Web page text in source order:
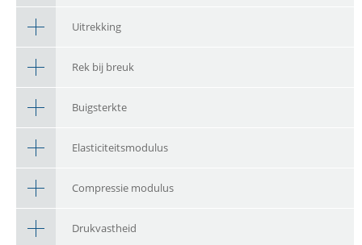
Uitrekking
Rek bij breuk
Buigsterkte
Elasticiteitsmodulus
Compressie modulus
Drukvastheid